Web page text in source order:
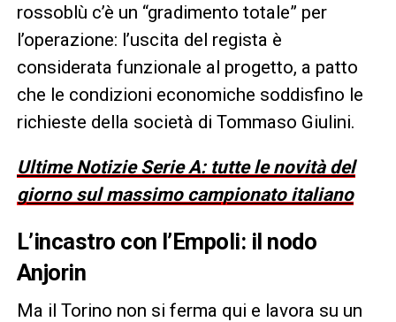
rossoblù c’è un “gradimento totale” per
l’operazione: l’uscita del regista è
considerata funzionale al progetto, a patto
che le condizioni economiche soddisfino le
richieste della società di Tommaso Giulini.
Ultime Notizie Serie A: tutte le novità del
giorno sul massimo campionato italiano
L’incastro con l’Empoli: il nodo
Anjorin
Ma il Torino non si ferma qui e lavora su un